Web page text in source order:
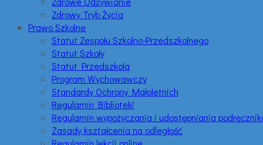
Zdrowy Tryb Życia
Prawo Szkolne
Statut Zespołu Szkolno-Przedszkolnego
Statut Szkoły
Statut Przedszkola
Program Wychowawczy
Standardy Ochrony Małoletnich
Regulamin Biblioteki
Regulamin wypożyczania i udostępniania
Zasady kształcenia na odległość